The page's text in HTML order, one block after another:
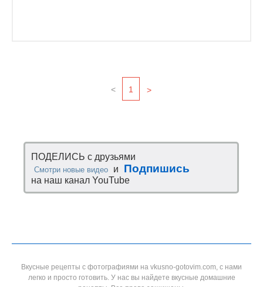
< 1 >
ПОДЕЛИСЬ с друзьями
Смотри новые видео и Подпишись
на наш канал YouTube
Вкусные рецепты с фотографиями на vkusno-gotovim.com, с нами
легко и просто готовить. У нас вы найдете вкусные домашние